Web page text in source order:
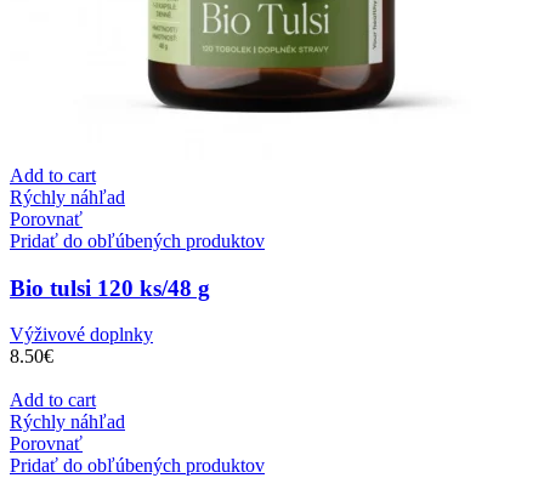
Add to cart
Rýchly náhľad
Porovnať
Pridať do obľúbených produktov
Bio tulsi 120 ks/48 g
Výživové doplnky
8.50€
Add to cart
Rýchly náhľad
Porovnať
Pridať do obľúbených produktov